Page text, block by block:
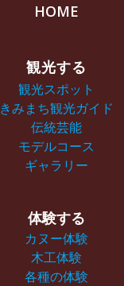
HOME
観光する
観光スポット
きみまち観光ガイド
伝統芸能
モデルコース
ギャラリー
体験する
カヌー体験
木工体験
各種の体験